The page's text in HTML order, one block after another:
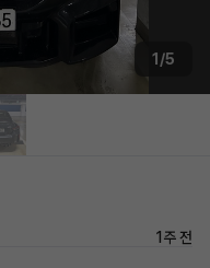
1/5
1주 전